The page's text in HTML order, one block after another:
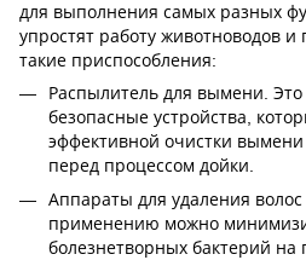
для выполнения самых разных
упростят работу животноводов
такие приспособления:
Распылитель для вымени.
безопасные устройства,
эффективной очистки
перед процессом дойки.
Аппараты для удаления
применению можно
болезнетворных бактерий на